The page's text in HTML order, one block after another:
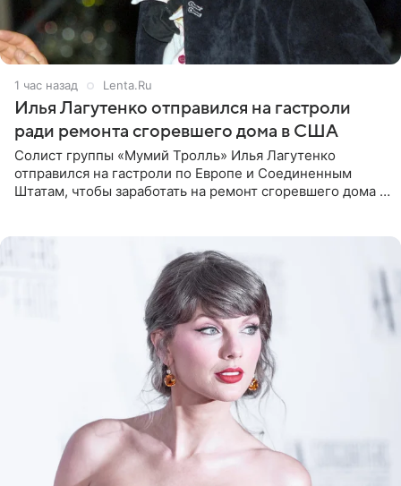
1 час назад Lenta.Ru
Илья Лагутенко отправился на гастроли
ради ремонта сгоревшего дома в США
Солист группы «Мумий Тролль» Илья Лагутенко
отправился на гастроли по Европе и Соединенным
Штатам, чтобы заработать на ремонт сгоревшего дома в